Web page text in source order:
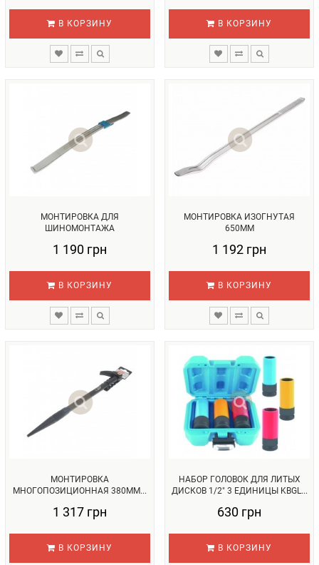
В КОРЗИНУ В КОРЗИНУ
МОНТИРОВКА ДЛЯ
ШИНОМОНТАЖА
1 190 грн
В КОРЗИНУ
МОНТИРОВКА ИЗОГНУТАЯ
650ММ
1 192 грн
В КОРЗИНУ
МОНТИРОВКА
МНОГОПОЗИЦИОННАЯ 380ММ...
1 317 грн
В КОРЗИНУ
НАБОР ГОЛОВОК ДЛЯ ЛИТЫХ
ДИСКОВ 1/2" 3 ЕДИНИЦЫ KBGL...
630 грн
В КОРЗИНУ